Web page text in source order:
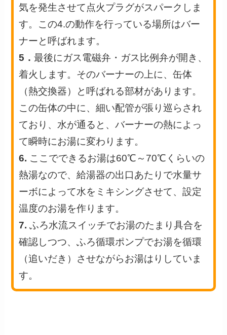
気を発生させて点火プラグがスパークしま
す。この4.の動作を行っている場所はバー
ナーと呼ばれます。
5．最後にガス電磁弁 ・ ガス比例弁が開き、
着火します。そのバーナーの上に、缶体
（熱交換器）
と呼ばれる部材があります。
この缶体の中に、細い配管が張り巡らされ
ており、水が通ると、バーナーの熱によっ
て瞬時にお湯に変わります。
6. ここでできるお湯は60℃～70℃くらいの
熱湯なので、給湯器の出口あたりで水量サ
ーボによって水をミキシングさせて、設定
温度のお湯を作ります。
7. ふろ水流スイッチでお湯のたまり具合を
確認しつつ、ふろ循環ポンプでお湯を循環
（追いだき）させながらお湯はりしていま
す。